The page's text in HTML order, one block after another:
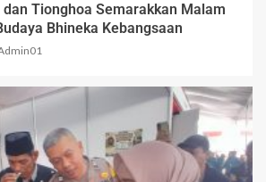
dan Tionghoa Semarakkan Malam
Bhineka Kebangsaan